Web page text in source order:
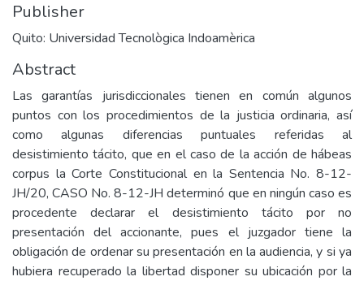
Publisher
Quito: Universidad Tecnològica Indoamèrica
Abstract
Las garantías jurisdiccionales tienen en común algunos
puntos con los procedimientos de la justicia ordinaria, así
como algunas diferencias puntuales referidas al
desistimiento tácito, que en el caso de la acción de hábeas
corpus la Corte Constitucional en la Sentencia No. 8-12-
JH/20, CASO No. 8-12-JH determinó que en ningún caso es
procedente declarar el desistimiento tácito por no
presentación del accionante, pues el juzgador tiene la
obligación de ordenar su presentación en la audiencia, y si ya
hubiera recuperado la libertad disponer su ubicación por la